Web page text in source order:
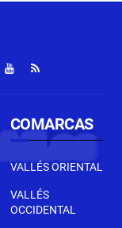
COMARCAS
VALLÉS ORIENTAL
VALLÉS
OCCIDENTAL